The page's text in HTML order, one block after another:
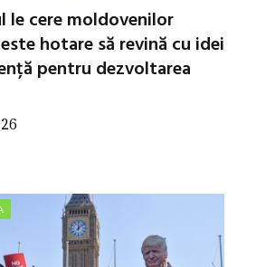
le cere moldovenilor
hotare să revină cu idei
pentru dezvoltarea